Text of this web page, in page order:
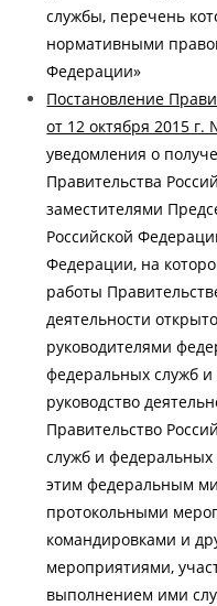
службы, перечень
нормативными
Федерации»
Постановление
от 12 октября 2015 г.
уведомления о
Правительства
заместителями
Российской
Федерации, на
работы
деятельности
руководителями
федеральных служб и
руководство
Правительство
служб и федеральных
этим федеральным
протокольными
командировками и
мероприятиями,
выполнением ими